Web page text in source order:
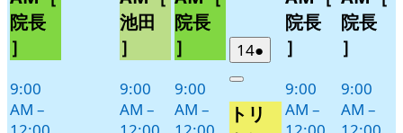
10
日
ト)
院長
］
9:00
AM –
12
日
ベ
ト)
池田
］
9:00
AM –
13
日
ン
ト)
院長
］
9:00
AM –
142026
年
月
●
件
Close
トリ
15
日
ベ
ト)
院長
］
9:00
AM –
16
日
院長
］
9:00
AM –